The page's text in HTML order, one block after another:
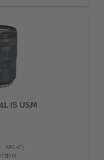
IS USM
APS-C)